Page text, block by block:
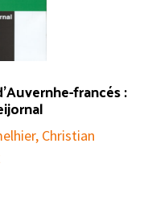
francés :
Christian